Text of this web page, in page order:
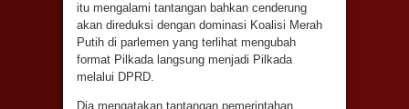
itu mengalami tantangan bahkan cenderung
akan direduksi dengan dominasi Koalisi Merah
Putih di parlemen yang terlihat mengubah
format Pilkada langsung menjadi Pilkada
melalui DPRD.
Dia mengatakan tantangan pemerintahan